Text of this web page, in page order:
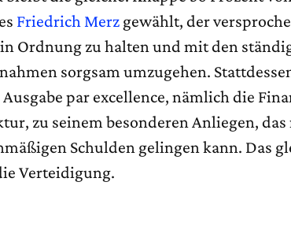
Friedrich Merz gewählt, der
Ordnung zu halten und mit den
sorgsam umzugehen.
par excellence, nämlich die
zu seinem besonderen Anliegen,
Schulden gelingen kann. Das
Verteidigung.